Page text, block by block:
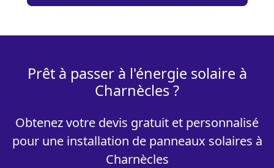
Prêt à passer à l'énergie solaire à
Charnècles ?
Obtenez votre devis gratuit et personnalisé
pour une installation de panneaux solaires à
Charnècles